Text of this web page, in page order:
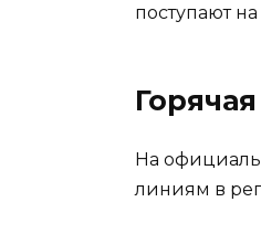
поступают
На
линиям в